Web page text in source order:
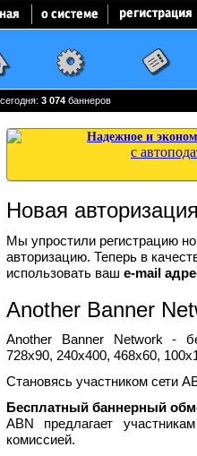
3 074 баннеров
Новая
Мы упростили регистрацию
авторизацию. Теперь в
использовать ваш e-mail
Another Banner
Another Banner Network -
728x90, 240x400, 468x60,
Становясь участником сети
Бесплатный баннерный
ABN предлагает
комиссией.